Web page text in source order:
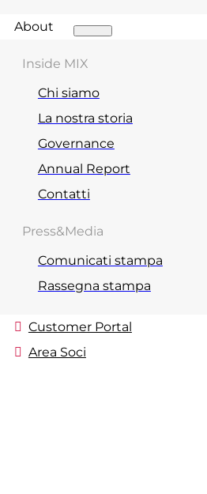
About
Inside MIX
Chi siamo
La nostra storia
Governance
Annual Report
Contatti
Press&Media
Comunicati stampa
Rassegna stampa
Customer Portal
Area Soci